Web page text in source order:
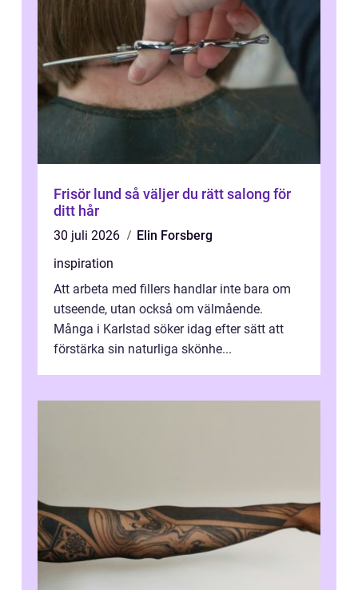
Frisör lund så väljer du rätt salong för
ditt hår
30 juli 2026
Elin Forsberg
inspiration
Att arbeta med fillers handlar inte bara om
utseende, utan också om välmående.
Många i Karlstad söker idag efter sätt att
förstärka sin naturliga skönhe...